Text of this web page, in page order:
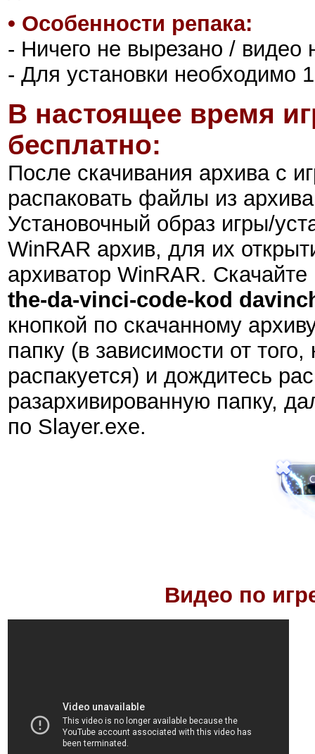
• Особенности репака:
- Ничего не вырезано / видео
- Для установки необходимо
В настоящее время
бесплатно:
После скачивания архива с
распаковать файлы из
Установочный образ игры/
WinRAR архив, для их
архиватор WinRAR.
the-da-vinci-code-kod
кнопкой по скачанному
папку (в зависимости от
распакуется) и дождитесь
разархивированную папку,
по Slayer.exe.
Видео по